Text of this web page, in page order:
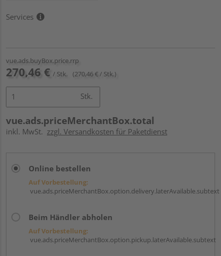
Services
vue.ads.buyBox.price.rrp
270,46 € / Stk. (270,46 € / Stk.)
Stk.
vue.ads.priceMerchantBox.total
inkl. MwSt. zzgl. Versandkosten für Paketdienst
Online bestellen
Auf Vorbestellung:
vue.ads.priceMerchantBox.option.delivery.laterAvailable.subtext
Beim Händler abholen
Auf Vorbestellung:
vue.ads.priceMerchantBox.option.pickup.laterAvailable.subtext